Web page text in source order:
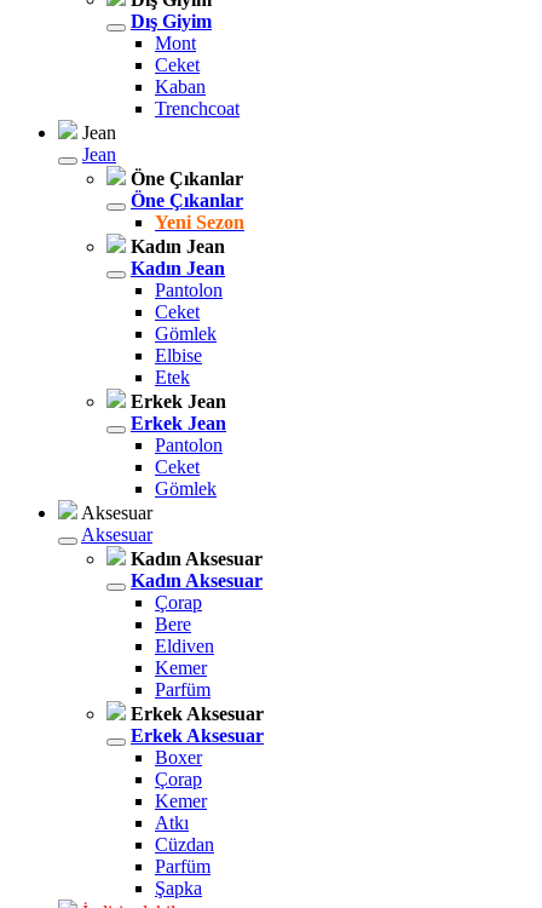
Dış Giyim
Mont
Ceket
Kaban
Trenchcoat
Jean
Jean
Öne Çıkanlar
Öne Çıkanlar
Yeni Sezon
Kadın Jean
Kadın Jean
Pantolon
Ceket
Gömlek
Elbise
Etek
Erkek Jean
Erkek Jean
Pantolon
Ceket
Gömlek
Aksesuar
Aksesuar
Kadın Aksesuar
Kadın Aksesuar
Çorap
Bere
Eldiven
Kemer
Parfüm
Erkek Aksesuar
Erkek Aksesuar
Boxer
Çorap
Kemer
Atkı
Cüzdan
Parfüm
Şapka